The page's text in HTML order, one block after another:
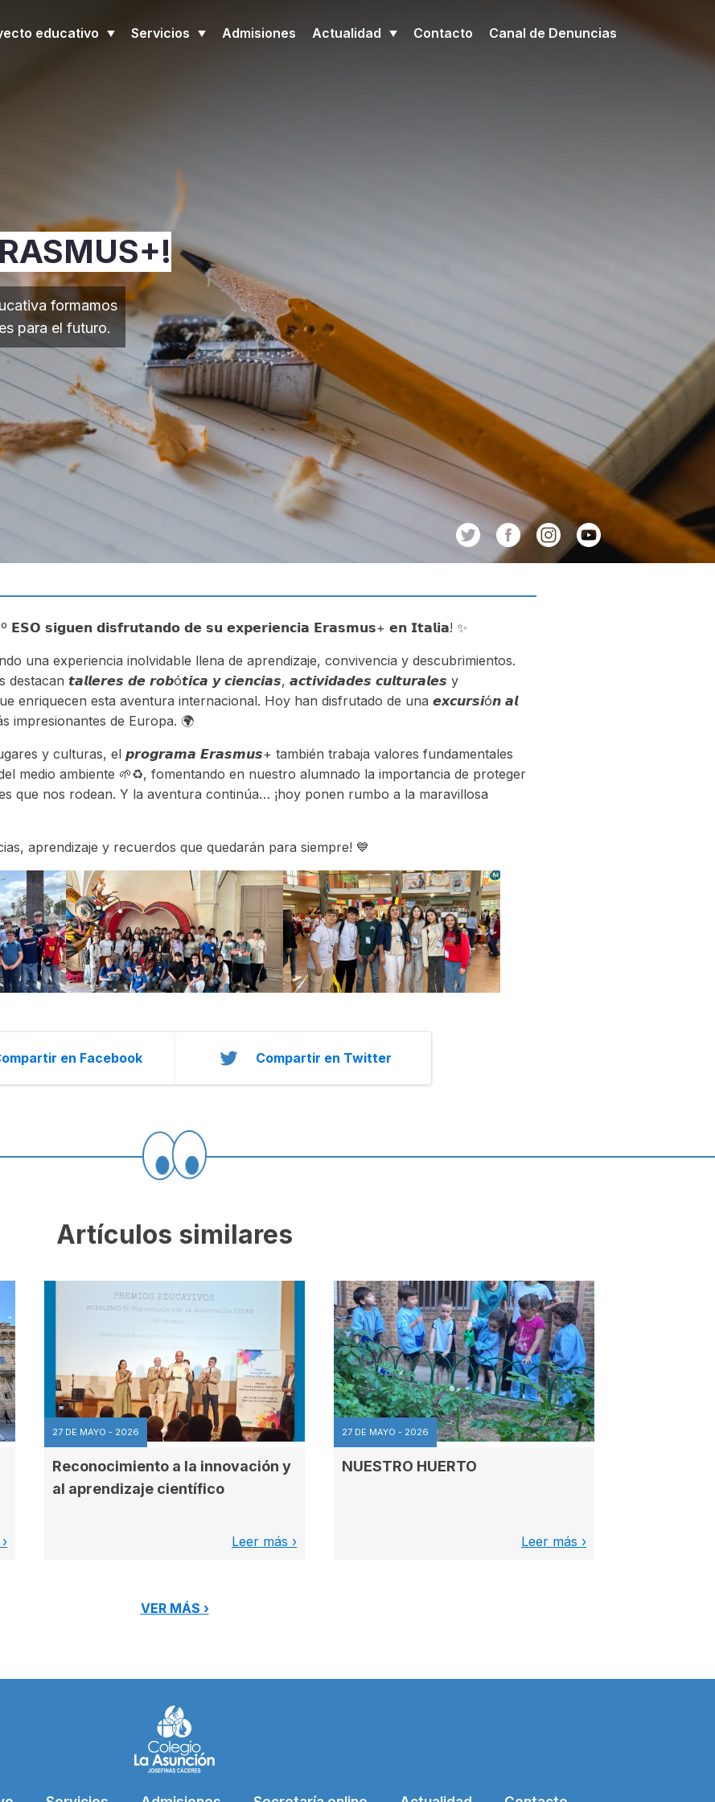
educativo Servicios Admisiones Actualidad Contacto Canal de Denuncias
formamos
para el futuro.
𝗘𝗦𝗢 𝘀𝗶𝗴𝘂𝗲𝗻 𝗱𝗶𝘀𝗳𝗿𝘂𝘁𝗮𝗻𝗱𝗼 𝗱𝗲 𝘀𝘂 𝗲𝘅𝗽𝗲𝗿𝗶𝗲𝗻𝗰𝗶𝗮 𝗘𝗿𝗮𝘀𝗺𝘂𝘀+ 𝗲𝗻 𝗜𝘁𝗮𝗹𝗶𝗮! ✨
una experiencia inolvidable llena de aprendizaje, convivencia y descubrimientos.
destacan 𝙩𝙖𝙡𝙡𝙚𝙧𝙚𝙨 𝙙𝙚 𝙧𝙤𝙗ó𝙩𝙞𝙘𝙖 𝙮 𝙘𝙞𝙚𝙣𝙘𝙞𝙖𝙨, 𝙖𝙘𝙩𝙞𝙫𝙞𝙙𝙖𝙙𝙚𝙨 𝙘𝙪𝙡𝙩𝙪𝙧𝙖𝙡𝙚𝙨 y
esta aventura internacional. Hoy han disfrutado de una 𝙚𝙭𝙘𝙪𝙧𝙨𝙞ó𝙣 𝙖𝙡
impresionantes de Europa. 🌍
y culturas, el 𝙥𝙧𝙤𝙜𝙧𝙖𝙢𝙖 𝙀𝙧𝙖𝙨𝙢𝙪𝙨+ también trabaja valores fundamentales
medio ambiente 🌱♻️, fomentando en nuestro alumnado la importancia de proteger
que nos rodean. Y la aventura continúa… ¡hoy ponen rumbo a la maravillosa
aprendizaje y recuerdos que quedarán para siempre! 💙
en Facebook Compartir en Twitter
Artículos similares
27 DE MAYO - 2026
Reconocimiento a la innovación y
al aprendizaje científico
Leer más ›
27 DE MAYO - 2026
NUESTRO HUERTO
Leer más ›
VER MÁS ›